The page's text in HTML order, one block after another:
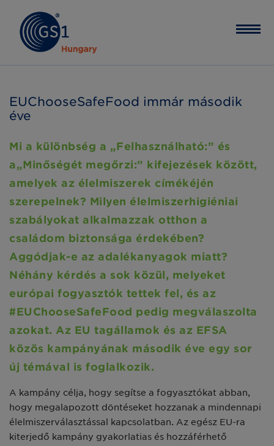
EUChooseSafeFood immár második
éve
Mi a különbség a „Felhasználható:” és
a„Minőségét megőrzi:” kifejezések között,
amelyek az élelmiszerek címékéjén
szerepelnek? Milyen élelmiszerhigiéniai
szabályokat alkalmazzak otthon a
családom biztonsága érdekében?
Aggódjak-e az adalékanyagok miatt?
Néhány kérdés a sok közül, melyeket
európai fogyasztók tettek fel, és az
#EUChooseSafeFood pedig megválaszolta
azokat. Az EU tagállamok és az EFSA
közös kampányának második éve egy sor
új témával is foglalkozik.
A kampány célja, hogy segítse a fogyasztókat abban,
hogy megalapozott döntéseket hozzanak a mindennapi
élelmiszerválasztással kapcsolatban. Az egész EU-ra
kiterjedő kampány gyakorlatias és hozzáférhető